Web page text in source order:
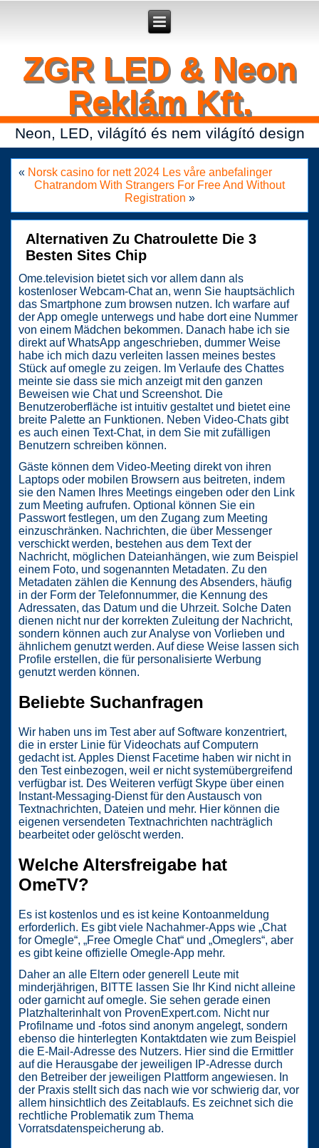
- manage keys and track assets with real-time updates.
ZGR LED & Neon
Reklám Kft.
Neon, LED, világító és nem világító design
« Norsk casino for nett 2024 Les våre anbefalinger
Chatrandom With Strangers For Free And Without
Registration »
Alternativen Zu Chatroulette Die 3
Besten Sites Chip
Ome.television bietet sich vor allem dann als
kostenloser Webcam-Chat an, wenn Sie hauptsächlich
das Smartphone zum browsen nutzen. Ich warfare auf
der App omegle unterwegs und habe dort eine Nummer
von einem Mädchen bekommen. Danach habe ich sie
direkt auf WhatsApp angeschrieben, dummer Weise
habe ich mich dazu verleiten lassen meines bestes
Stück auf omegle zu zeigen. Im Verlaufe des Chattes
meinte sie dass sie mich anzeigt mit den ganzen
Beweisen wie Chat und Screenshot. Die
Benutzeroberfläche ist intuitiv gestaltet und bietet eine
breite Palette an Funktionen. Neben Video-Chats gibt
es auch einen Text-Chat, in dem Sie mit zufälligen
Benutzern schreiben können.
Gäste können dem Video-Meeting direkt von ihren
Laptops oder mobilen Browsern aus beitreten, indem
sie den Namen Ihres Meetings eingeben oder den Link
zum Meeting aufrufen. Optional können Sie ein
Passwort festlegen, um den Zugang zum Meeting
einzuschränken. Nachrichten, die über Messenger
verschickt werden, bestehen aus dem Text der
Nachricht, möglichen Dateianhängen, wie zum Beispiel
einem Foto, und sogenannten Metadaten. Zu den
Metadaten zählen die Kennung des Absenders, häufig
in der Form der Telefonnummer, die Kennung des
Adressaten, das Datum und die Uhrzeit. Solche Daten
dienen nicht nur der korrekten Zuleitung der Nachricht,
sondern können auch zur Analyse von Vorlieben und
ähnlichem genutzt werden. Auf diese Weise lassen sich
Profile erstellen, die für personalisierte Werbung
genutzt werden können.
Beliebte Suchanfragen
Wir haben uns im Test aber auf Software konzentriert,
die in erster Linie für Video­chats auf Computern
gedacht ist. Apples Dienst Facetime haben wir nicht in
den Test einbezogen, weil er nicht system­über­greifend
verfügbar ist. Des Weiteren verfügt Skype über einen
Instant-Messaging-Dienst für den Austausch von
Textnachrichten, Dateien und mehr. Hier können die
eigenen versendeten Textnachrichten nachträglich
bearbeitet oder gelöscht werden.
Welche Altersfreigabe hat
OmeTV?
Es ist kostenlos und es ist keine Kontoanmeldung
erforderlich. Es gibt viele Nachahmer-Apps wie „Chat
for Omegle“, „Free Omegle Chat“ und „Omeglers“, aber
es gibt keine offizielle Omegle-App mehr.
Daher an alle Eltern oder generell Leute mit
minderjährigen, BITTE lassen Sie Ihr Kind nicht alleine
oder garnicht auf omegle. Sie sehen gerade einen
Platzhalterinhalt von ProvenExpert.com. Nicht nur
Profilname und -fotos sind anonym angelegt, sondern
ebenso die hinterlegten Kontaktdaten wie zum Beispiel
die E-Mail-Adresse des Nutzers. Hier sind die Ermittler
auf die Herausgabe der jeweiligen IP-Adresse durch
den Betreiber der jeweiligen Plattform angewiesen. In
der Praxis stellt sich das nach wie vor schwierig dar, vor
allem hinsichtlich des Zeitablaufs. Es zeichnet sich die
rechtliche Problematik zum Thema
Vorratsdatenspeicherung ab.